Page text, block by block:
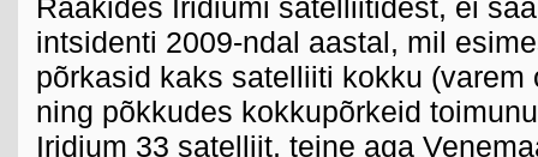
Rääkides Iridiumi satelliitidest, ei
intsidenti 2009-ndal aastal, mil
põrkasid kaks satelliiti kokku (varem
ning põkkudes kokkupõrkeid
Iridium 33 satelliit, teine aga